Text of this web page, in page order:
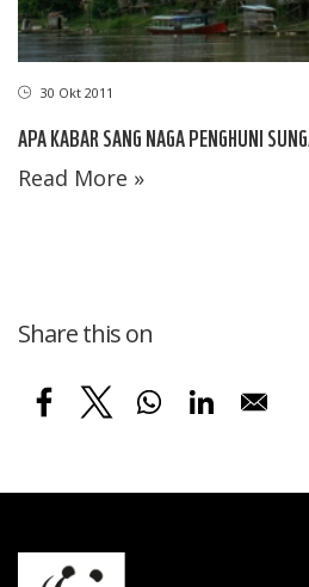
30 Okt 2011
APA KABAR SANG NAGA PENGHUNI
Read More »
Share this on